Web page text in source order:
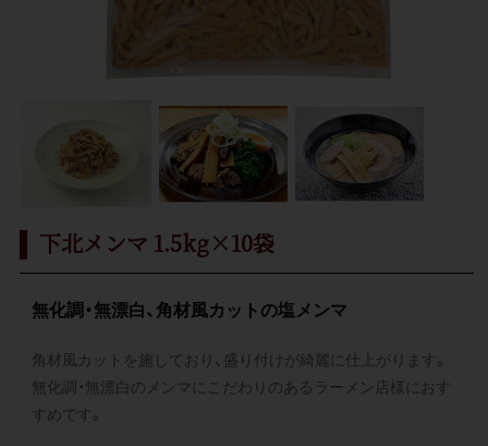
下北メンマ 1.5kg×10袋
無化調・無漂白、角材風カットの塩メンマ
角材風カットを施しており、盛り付けが綺麗に仕上がります。
無化調・無漂白のメンマにこだわりのあるラーメン店様におす
すめです。